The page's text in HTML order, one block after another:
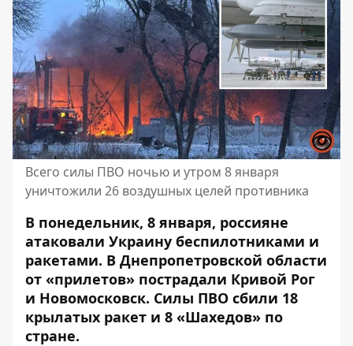
Всего силы ПВО ночью и утром 8 января
уничтожили 26 воздушных целей противника
В понедельник, 8 января, россияне
атаковали Украину беспилотниками и
ракетами. В Днепропетровской области
от «прилетов» пострадали Кривой Рог
и Новомосковск. Силы ПВО сбили 18
крылатых ракет и 8 «Шахедов» по ​​
стране.